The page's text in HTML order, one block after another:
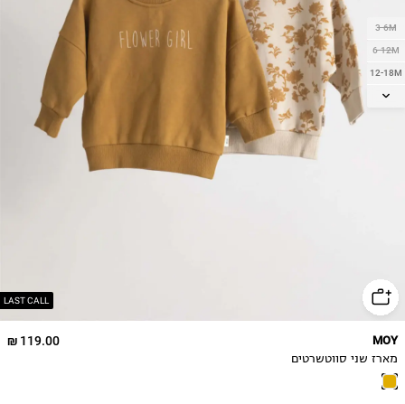
LAST CALL
3-6M
6-12M
12-18M
18-24M
119.00 ₪ MOY
מארז שני סווטשרטים